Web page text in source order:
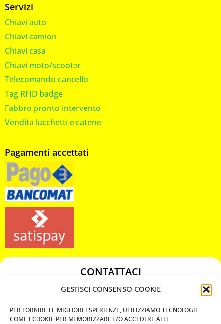
GESTISCI CONSENSO COOKIE
PER FORNIRE LE MIGLIORI ESPERIENZE, UTILIZZIAMO TECNOLOGIE
COME I COOKIE PER MEMORIZZARE E/O ACCEDERE ALLE
Servizi
Chiavi auto
Chiavi camion
Chiavi casa
Chiavi moto/scooter
Telecomando cancello
Tag RFID badge
Fabbro pronto intervento
Vendita lucchetti e catene
Pagamenti accettati
CONTATTACI
349 3863811
chiavicodificate@gmail.com